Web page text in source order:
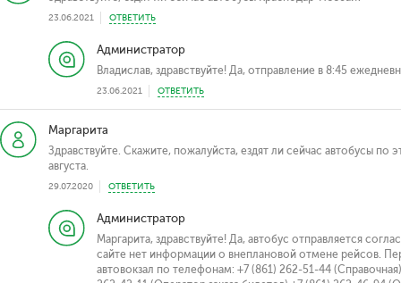
23.06.2021 ОТВЕТИТЬ
Администратор
Владислав, здравствуйте! Да, отправление в 8:45
23.06.2021 ОТВЕТИТЬ
Маргарита
Здравствуйте. Скажите, пожалуйста, ездят ли сейчас автобусы по
августа.
29.07.2020 ОТВЕТИТЬ
Администратор
Маргарита, здравствуйте! Да, автобус отправляется
сайте нет информации о внеплановой отмене рейсов.
автовокзал по телефонам: +7 (861) 262-51-44